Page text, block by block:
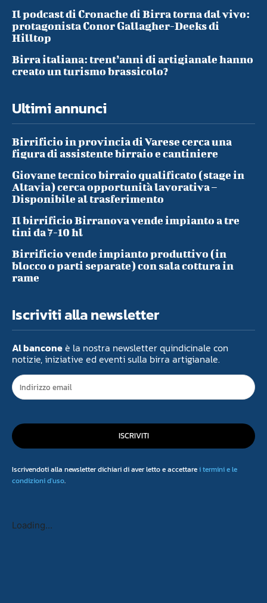
Il podcast di Cronache di Birra torna dal vivo:
protagonista Conor Gallagher-Deeks di
Hilltop
Birra italiana: trent’anni di artigianale hanno
creato un turismo brassicolo?
Ultimi annunci
Birrificio in provincia di Varese cerca una
figura di assistente birraio e cantiniere
Giovane tecnico birraio qualificato (stage in
Altavia) cerca opportunità lavorativa –
Disponibile al trasferimento
Il birrificio Birranova vende impianto a tre
tini da 7-10 hl
Birrificio vende impianto produttivo (in
blocco o parti separate) con sala cottura in
rame
Iscriviti alla newsletter
Al banconeè la nostra newsletter quindicinale con
notizie, iniziative ed eventi sulla birra artigianale.
ISCRIVITI
Iscrivendoti alla newsletter dichiari di aver letto e accettarei termini e le
condizioni d'uso.
Loading...